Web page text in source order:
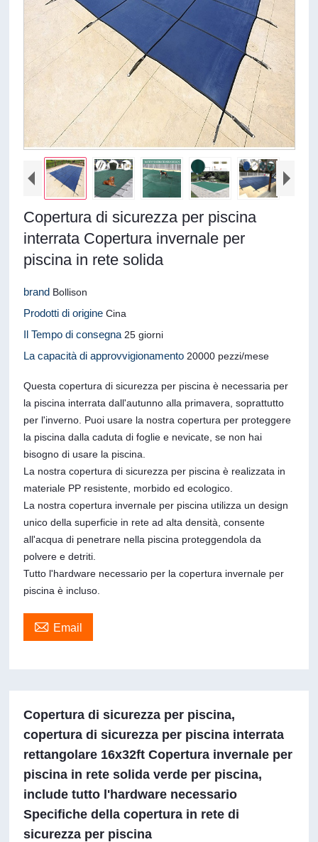
Copertura di sicurezza per piscina
interrata Copertura invernale per
piscina in rete solida
brand Bollison
Prodotti di origineCina
Il Tempo di consegna 25 giorni
La capacità di approvvigionamento 20000 pezzi/mese
Questa copertura di sicurezza per piscina è necessaria per
la piscina interrata dall'autunno alla primavera, soprattutto
per l'inverno. Puoi usare la nostra copertura per proteggere
la piscina dalla caduta di foglie e nevicate, se non hai
bisogno di usare la piscina.
La nostra copertura di sicurezza per piscina è realizzata in
materiale PP resistente, morbido ed ecologico.
La nostra copertura invernale per piscina utilizza un design
unico della superficie in rete ad alta densità, consente
all'acqua di penetrare nella piscina proteggendola da
polvere e detriti.
Tutto l'hardware necessario per la copertura invernale per
piscina è incluso.
 Email
Copertura di sicurezza per piscina,
copertura di sicurezza per piscina interrata
rettangolare 16x32ft Copertura invernale per
piscina in rete solida verde per piscina,
include tutto l'hardware necessario
Specifiche della copertura in rete di
sicurezza per piscina